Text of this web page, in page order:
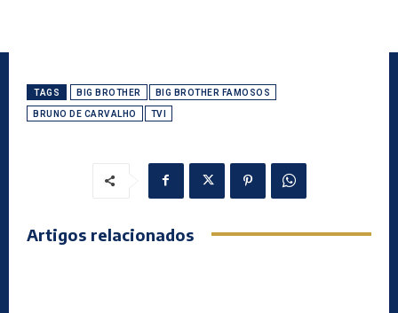
TAGS BIG BROTHER BIG BROTHER FAMOSOS
BRUNO DE CARVALHO TVI
Artigos relacionados